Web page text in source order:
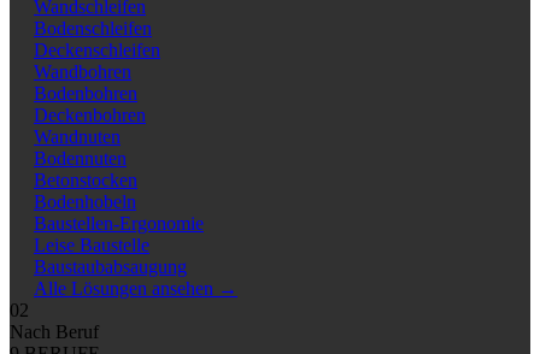
Wandschleifen
Bodenschleifen
Deckenschleifen
Wandbohren
Bodenbohren
Deckenbohren
Wandnuten
Bodennuten
Betonstocken
Bodenhobeln
Baustellen-Ergonomie
Leise Baustelle
Baustaubabsaugung
Alle Lösungen ansehen →
02
Nach Beruf